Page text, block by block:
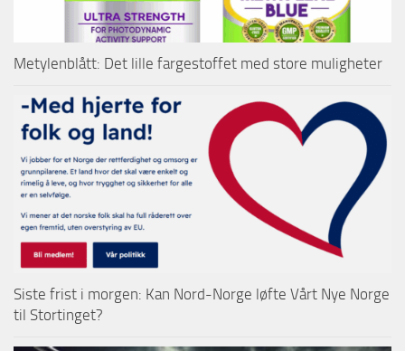
Metylenblått: Det lille fargestoffet med store muligheter
Siste frist i morgen: Kan Nord-Norge løfte Vårt Nye Norge
til Stortinget?